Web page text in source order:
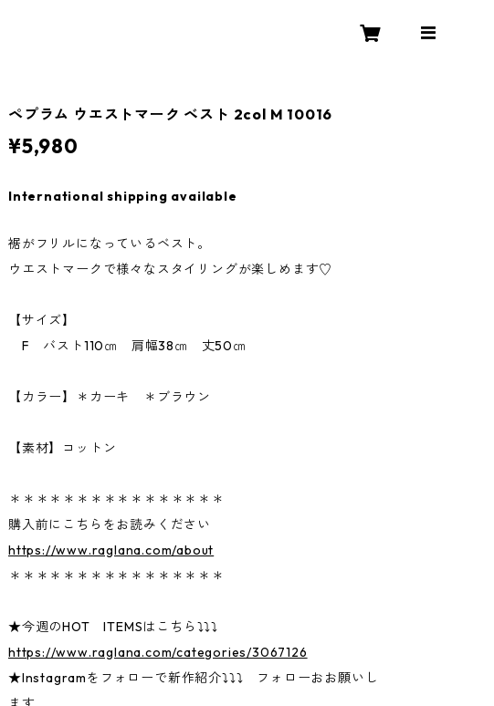
ペプラム ウエストマーク ベスト 2col M 10016
¥5,980
International shipping available
裾がフリルになっているベスト。
ウエストマークで様々なスタイリングが楽しめます♡
【サイズ】
F バスト110㎝ 肩幅38㎝ 丈50㎝
【カラー】＊カーキ ＊ブラウン
【素材】コットン
＊＊＊＊＊＊＊＊＊＊＊＊＊＊＊＊
購入前にこちらをお読みください
https://www.raglana.com/about
＊＊＊＊＊＊＊＊＊＊＊＊＊＊＊＊
★今週のHOT ITEMSはこちら⤵⤵⤵
https://www.raglana.com/categories/3067126
★Instagramをフォローで新作紹介⤵⤵⤵ フォローおお願いし